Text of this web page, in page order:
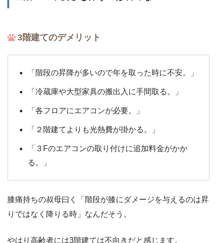
3階建てのデメリット
「階段の昇降が多いので年を取った時に不安。」
「冷蔵庫や大型家具の搬出入に手間取る。」
「各フロアにエアコンが必要。」
「２階建てよりも光熱費が掛かる。」
「３Fのエアコンの取り付けに追加料金がかか
る。」
膝痛持ちの叔母曰く「階段が膝にダメージを与えるのは昇
りではなく降りる時」なんだそう。
やはり高齢者には3階建ては不向きだと感じます。